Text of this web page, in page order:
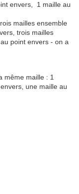
envers, 1 maille au
mailles ensemble
trois mailles
point envers - on a
même maille : 1
une maille au